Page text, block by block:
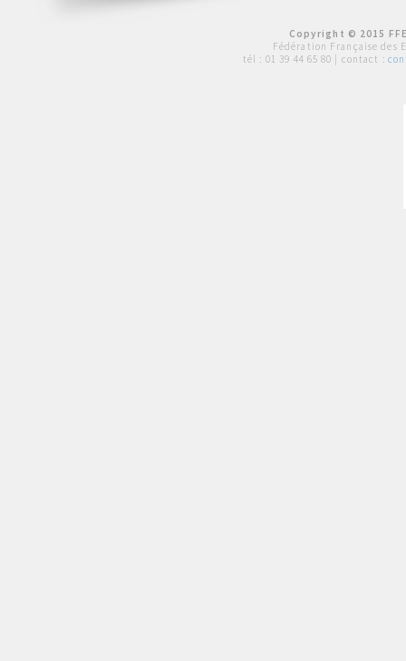
Copyright © 2015
Fédération Française des
tél : 01 39 44 65 80 | contact :